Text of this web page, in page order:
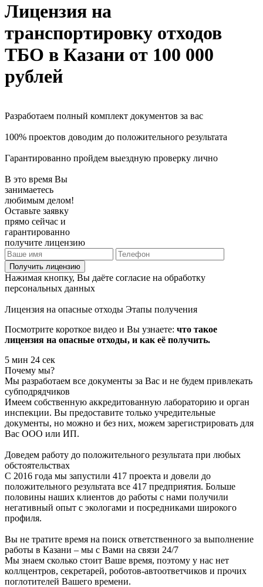
Лицензия на
транспортировку отходов
ТБО в Казани от 100 000
рублей
Разработаем полный комплект документов за вас
100% проектов доводим до положительного результата
Гарантированно пройдем выездную проверку лично
В это время Вы
занимаетесь
любимым делом!
Оставьте заявку
прямо сейчас и
гарантированно
получите лицензию
Получить лицензию
Нажимая кнопку, Вы даёте согласие на обработку
персональных данных
Лицензия на опасные отходы Этапы получения
Посмотрите короткое видео и Вы узнаете: что такое
лицензия на опасные отходы, и как её получить.
5 мин 24 сек
Почему мы?
Мы разработаем все документы за Вас и не будем привлекать
субподрядчиков
Имеем собственную аккредитованную лабораторию и орган
инспекции. Вы предоставите только учредительные
документы, но можно и без них, можем зарегистрировать для
Вас ООО или ИП.
Доведем работу до положительного результата при любых
обстоятельствах
С 2016 года мы запустили 417 проекта и довели до
положительного результата все 417 предприятия. Больше
половины наших клиентов до работы с нами получили
негативный опыт с экологами и посредниками широкого
профиля.
Вы не тратите время на поиск ответственного за выполнение
работы в Казани – мы с Вами на связи 24/7
Мы знаем сколько стоит Ваше время, поэтому у нас нет
коллцентров, секретарей, роботов-автоответчиков и прочих
поглотителей Вашего времени.